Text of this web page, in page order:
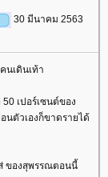
30 มีนาคม 2563
นเดินเท้า
เปอร์เซนต์ของ
นตัวเองก็ขาดรายได้
ของสุพรรณตอนนี้